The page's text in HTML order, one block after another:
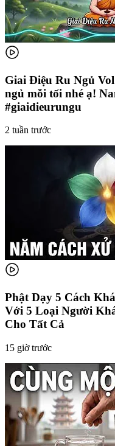
Giai Điệu Ru Ngủ
ngủ mỗi tối nhé ạ!
#giaidieurungu
2 tuần trước
Phật Dạy 5 Cách
Với 5 Loại Người
Cho Tất Cả
15 giờ trước